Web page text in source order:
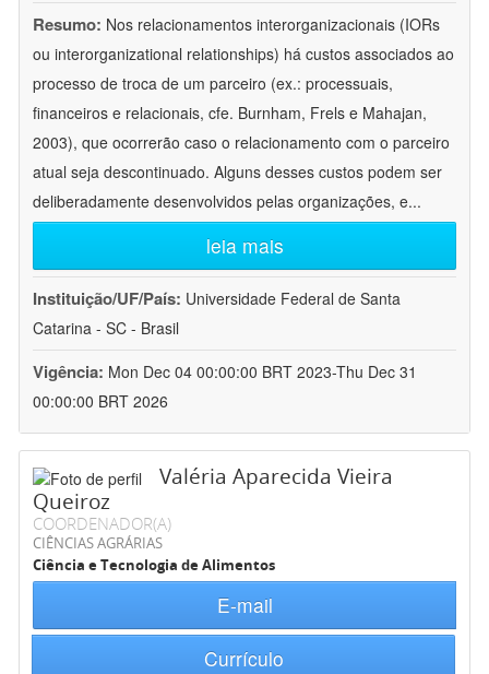
Resumo: Nos relacionamentos interorganizacionais (IORs
ou interorganizational relationships) há custos associados ao
processo de troca de um parceiro (ex.: processuais,
financeiros e relacionais, cfe. Burnham, Frels e Mahajan,
2003), que ocorrerão caso o relacionamento com o parceiro
atual seja descontinuado. Alguns desses custos podem ser
deliberadamente desenvolvidos pelas organizações, e...
leia mais
Instituição/UF/País: Universidade Federal de Santa
Catarina - SC - Brasil
Vigência: Mon Dec 04 00:00:00 BRT 2023-Thu Dec 31
00:00:00 BRT 2026
Valéria Aparecida Vieira
Queiroz
COORDENADOR(A)
CIÊNCIAS AGRÁRIAS
Ciência e Tecnologia de Alimentos
E-mail
Currículo